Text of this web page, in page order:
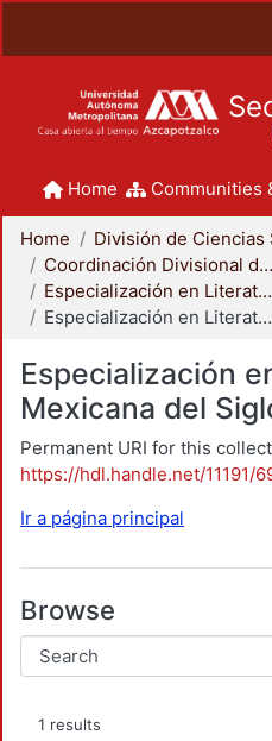
Home Communities
Home
Coordinación Divisional de Posgrado
Especialización en Literatura Mexicana del Siglo XX
Especialización en Literatura Mexicana del Siglo XX
Especialización
Mexicana del
Permanent URI for this
https://hdl.handle.net/11191/
Ir a página principal
Browse
1 results